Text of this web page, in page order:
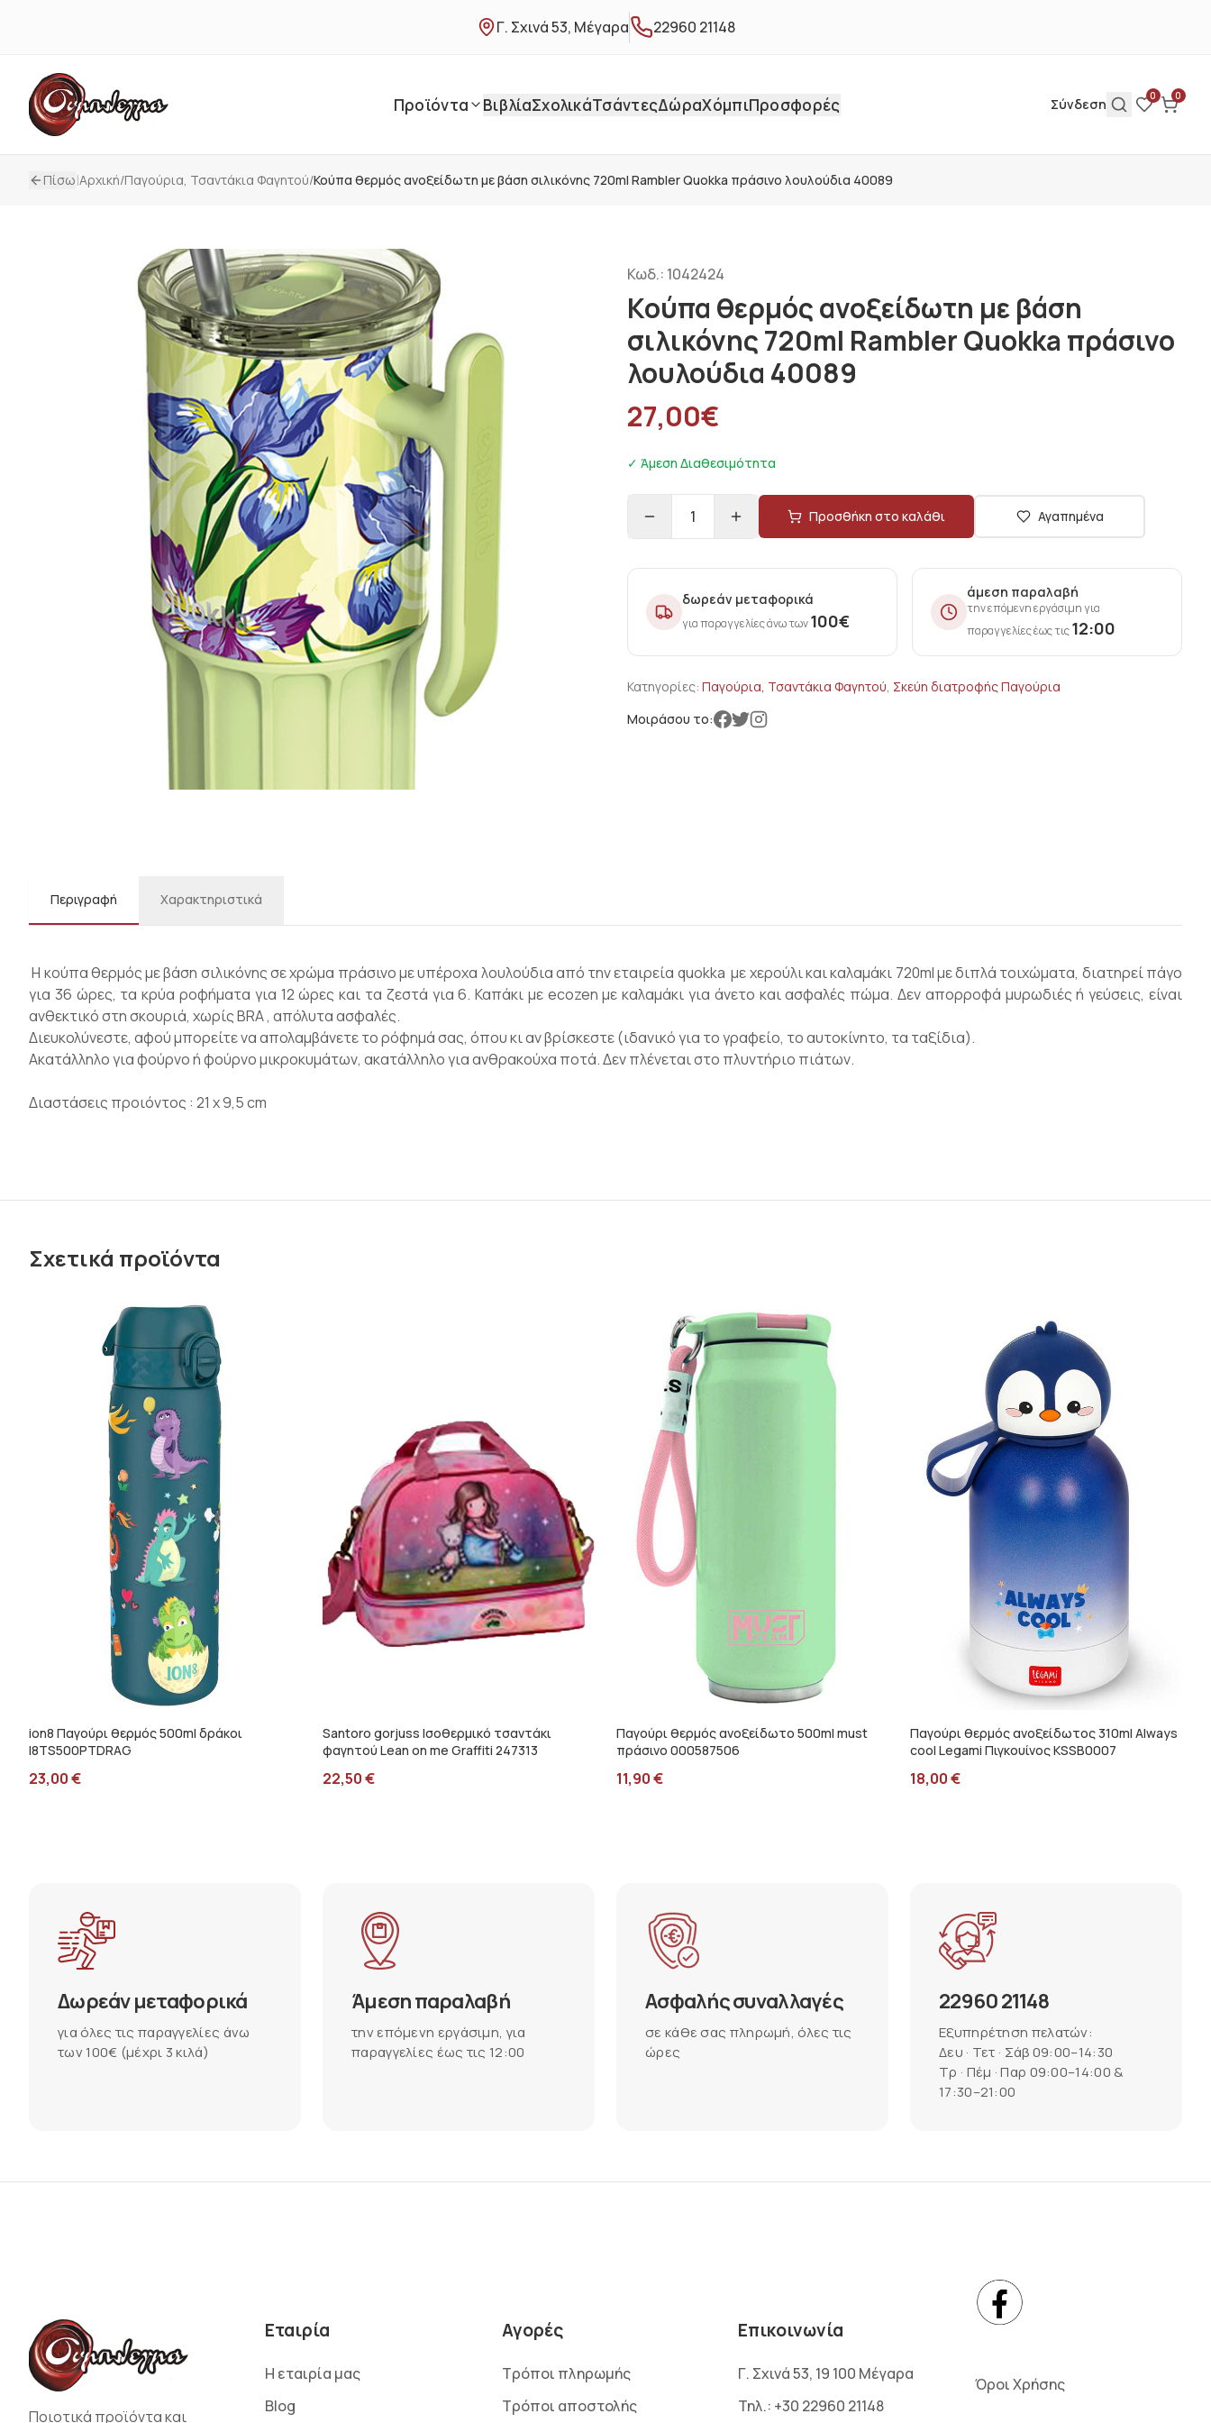
Γ. Σχινά 53, Μέγαρα 22960 21148
Προϊόντα ΒιβλίαΣχολικάΤσάντεςΔώραΧόμπιΠροσφορές Σύνδεση
0 0
Πίσω|Αρχική/Παγούρια, Τσαντάκια Φαγητού/Κούπα θερμός ανοξείδωτη με βάση σιλικόνης 720ml Rambler Quokka πράσινο λουλούδια 40089
Κωδ.: 1042424
Κούπα θερμός ανοξείδωτη με βάση
σιλικόνης 720ml Rambler Quokka πράσινο
λουλούδια 40089
27,00€
✓ Άμεση Διαθεσιμότητα
1 Προσθήκη στο καλάθι Αγαπημένα
δωρεάν μεταφορικά
για παραγγελίες άνω των100€
άμεση παραλαβή
την επόμενη εργάσιμη για
παραγγελίες έως τις12:00
Κατηγορίες: Παγούρια, Τσαντάκια Φαγητού, Σκεύη διατροφής Παγούρια
Μοιράσου το:
Περιγραφή Χαρακτηριστικά
Η κούπα θερμός με βάση σιλικόνης σε χρώμα πράσινο με υπέροχα λουλούδια από την εταιρεία quokka με χερούλι και καλαμάκι 720ml με διπλά τοιχώματα, διατηρεί πάγο
για 36 ώρες, τα κρύα ροφήματα για 12 ώρες και τα ζεστά για 6. Καπάκι με ecozen με καλαμάκι για άνετο και ασφαλές πώμα. Δεν απορροφά μυρωδιές ή γεύσεις, είναι
ανθεκτικό στη σκουριά, χωρίς BRA , απόλυτα ασφαλές.
Διευκολύνεστε, αφού μπορείτε να απολαμβάνετε το ρόφημά σας, όπου κι αν βρίσκεστε (ιδανικό για το γραφείο, το αυτοκίνητο, τα ταξίδια).
Ακατάλληλο για φούρνο ή φούρνο μικροκυμάτων, ακατάλληλο για ανθρακούχα ποτά. Δεν πλένεται στο πλυντήριο πιάτων.
Διαστάσεις προιόντος : 21 x 9,5 cm
Σχετικά προϊόντα
ion8 Παγούρι θερμός 500ml δράκοι
I8TS500PTDRAG
23,00€
Santoro gorjuss Ισοθερμικό τσαντάκι
φαγητού Lean on me Graffiti 247313
22,50€
Παγούρι θερμός ανοξείδωτο 500ml must
πράσινο 000587506
11,90€
Παγούρι θερμός ανοξείδωτος 310ml Always
cool Legami Πιγκουίνος KSSB0007
18,00€
Δωρεάν μεταφορικά
για όλες τις παραγγελίες άνω
των 100€ (μέχρι 3 κιλά)
Άμεση παραλαβή
την επόμενη εργάσιμη, για
παραγγελίες έως τις 12:00
Ασφαλής συναλλαγές
σε κάθε σας πληρωμή, όλες τις
ώρες
22960 21148
Εξυπηρέτηση πελατών:
Δευ · Τετ · Σάβ 09:00–14:30
Τρ · Πέμ · Παρ 09:00–14:00 &
17:30–21:00
Ποιοτικά προϊόντα και
Εταιρία
Η εταιρία μας
Blog
Αγορές
Τρόποι πληρωμής
Τρόποι αποστολής
Επικοινωνία
Γ. Σχινά 53, 19 100 Μέγαρα
Τηλ.: +30 22960 21148
Όροι Χρήσης